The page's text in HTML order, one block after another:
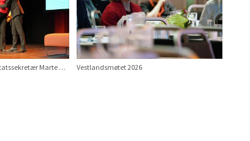
Vestlandsmøtet 2026 - Statssekretær Marte Gerhardsen, Forsvarsdepartementet og fylkesordførar Jon Askeland. Vestlandsmøtet 2026